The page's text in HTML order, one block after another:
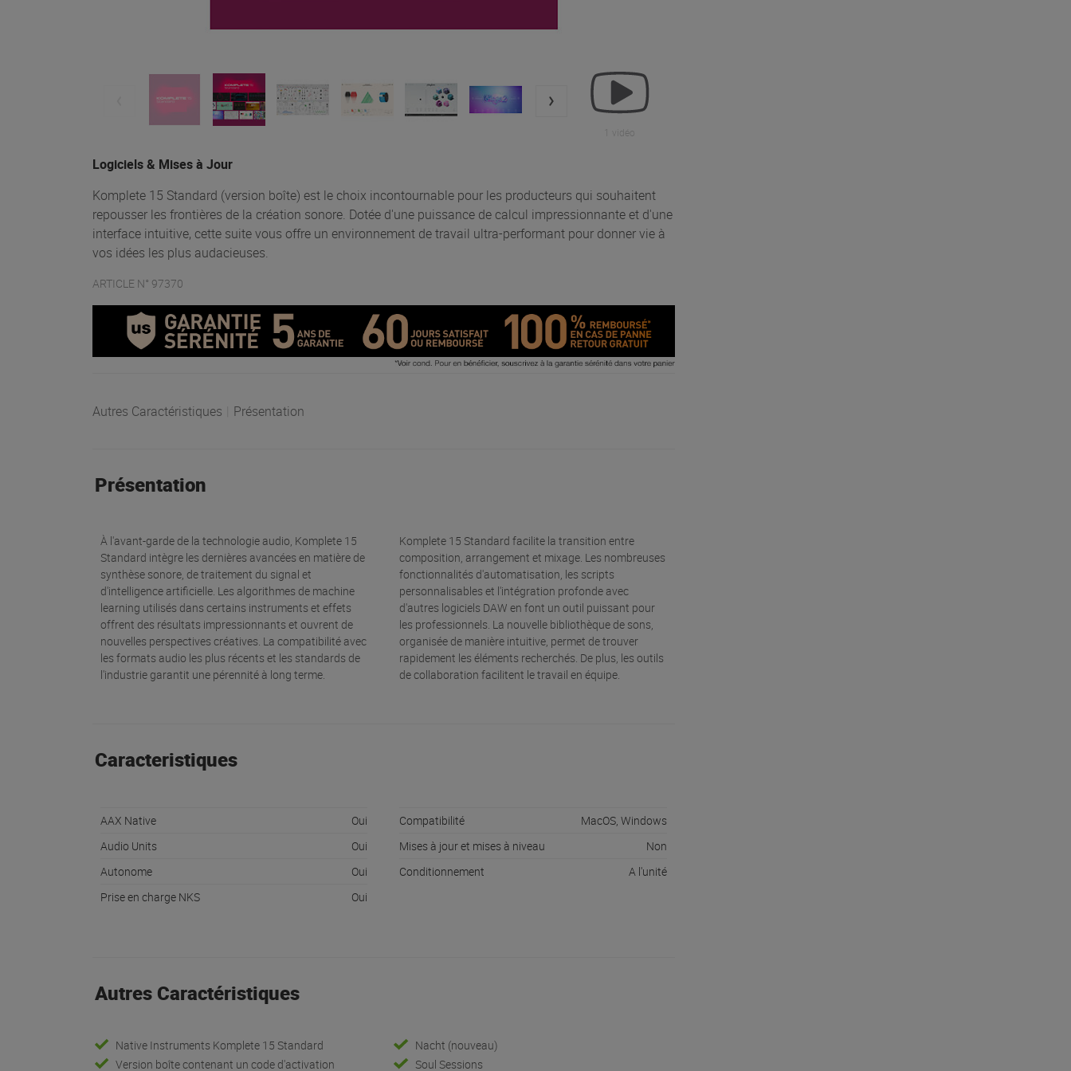
1 vidéo
Logiciels & Mises à Jour
Komplete 15 Standard (version boîte) est le choix incontournable pour les producteurs qui souhaitent
repousser les frontières de la création sonore. Dotée d'une puissance de calcul impressionnante et d'une
interface intuitive, cette suite vous offre un environnement de travail ultra-performant pour donner vie à
vos idées les plus audacieuses.
ARTICLE N° 97370
Autres Caractéristiques Présentation
Présentation
À l'avant-garde de la technologie audio, Komplete 15
Standard intègre les dernières avancées en matière de
synthèse sonore, de traitement du signal et
d'intelligence artificielle. Les algorithmes de machine
learning utilisés dans certains instruments et effets
offrent des résultats impressionnants et ouvrent de
nouvelles perspectives créatives. La compatibilité avec
les formats audio les plus récents et les standards de
l'industrie garantit une pérennité à long terme.
Komplete 15 Standard facilite la transition entre
composition, arrangement et mixage. Les nombreuses
fonctionnalités d'automatisation, les scripts
personnalisables et l'intégration profonde avec
d'autres logiciels DAW en font un outil puissant pour
les professionnels. La nouvelle bibliothèque de sons,
organisée de manière intuitive, permet de trouver
rapidement les éléments recherchés. De plus, les outils
de collaboration facilitent le travail en équipe.
Caracteristiques
AAX Native
Oui
Audio Units
Oui
Autonome
Oui
Prise en charge NKS
Oui
Compatibilité
MacOS, Windows
Mises à jour et mises à niveau
Non
Conditionnement
A l'unité
Autres Caractéristiques
Native Instruments Komplete 15 Standard
Version boîte contenant un code d'activation
Nacht (nouveau)
Soul Sessions